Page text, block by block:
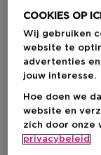
COOKIES OP
Wij gebruiken
website te
advertenties
jouw interesse.
Hoe doen we
website en
zich door onze
privacybeleid